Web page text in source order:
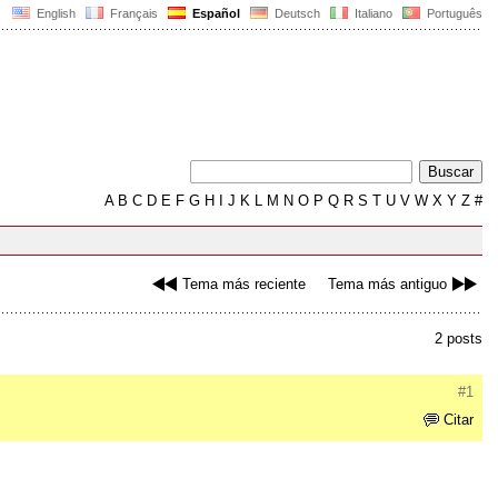
English Français Español Deutsch Italiano Português
AB C D E F G H J K L M N O P Q R S T U V W X Y Z #
Tema más reciente Tema más antiguo
2 posts
#1
Citar